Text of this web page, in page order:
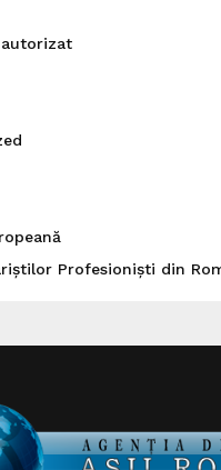
Profesioniști din